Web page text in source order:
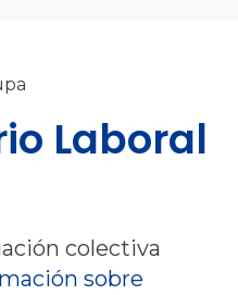
Laboral
colectiva
sobre